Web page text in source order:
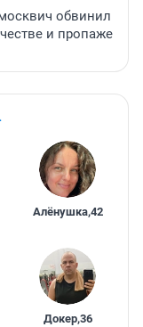
обвинил
и пропаже
Алёнушка,42
Докер,36